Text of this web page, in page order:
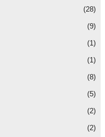
(28)
(9)
(1)
(1)
(8)
(5)
(2)
(2)